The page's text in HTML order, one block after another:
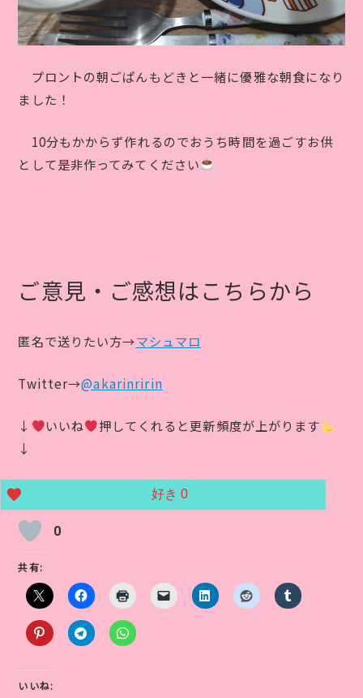
プロントの朝ごぱんもどきと一緒に優雅な朝食になり
ました！
10分もかからず作れるのでおうち時間を過ごすお供
として是非作ってみてください
ご意見・ご感想はこちらから
匿名で送りたい方→マシュマロ
Twitter→@akarinririn
↓ いいね
押してくれると更新頻度が上がります
↓
好き0
0
共有:
いいね: